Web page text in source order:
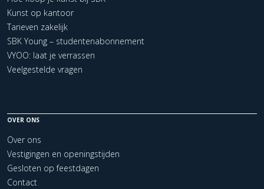
Kerncollectie
1 items. Pagina: 1
Kunst op kantoor
Tarieven zakelijk
SBK Young – studentenabonnement
VYOO: laat je verrassen
Veelgestelde vragen
OVER ONS
Over ons
Vestigingen en openingstijden
Gesloten op feestdagen
Contact